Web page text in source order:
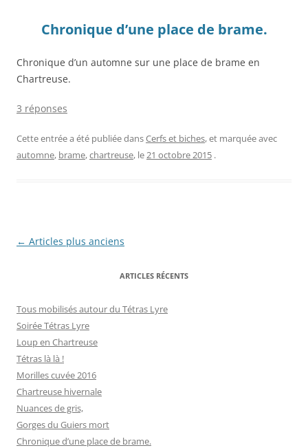
Chronique d’une place de brame.
Chronique d’un automne sur une place de brame en
Chartreuse.
3 réponses
Cette entrée a été publiée dansCerfs et biches, et marquée avec
automne, brame,chartreuse, le21 octobre 2015 .
Navigation
← Articles plus anciens
ARTICLES RÉCENTS
Tous mobilisés autour du Tétras Lyre
Soirée Tétras Lyre
Loup en Chartreuse
Tétras là là !
Morilles cuvée 2016
Chartreuse hivernale
Nuances de gris,
Gorges du Guiers mort
Chronique d’une place de brame.